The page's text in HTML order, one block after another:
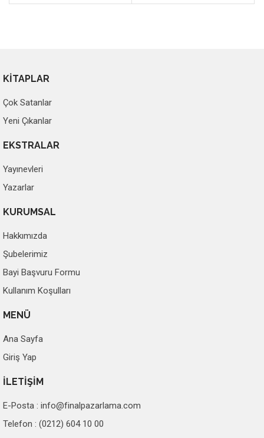
KİTAPLAR
Çok Satanlar
Yeni Çıkanlar
EKSTRALAR
Yayınevleri
Yazarlar
KURUMSAL
Hakkımızda
Şubelerimiz
Bayi Başvuru Formu
Kullanım Koşulları
MENÜ
Ana Sayfa
Giriş Yap
İLETİŞİM
E-Posta : info@finalpazarlama.com
Telefon : (0212) 604 10 00